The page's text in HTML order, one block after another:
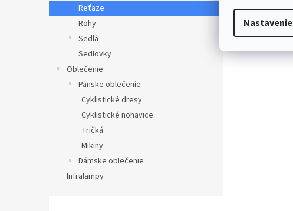
Nastavenie
Reťaze
Rohy
Sedlá
Sedlovky
Oblečenie
Pánske oblečenie
Cyklistické dresy
Cyklistické nohavice
Tričká
Mikiny
Dámske oblečenie
Infralampy